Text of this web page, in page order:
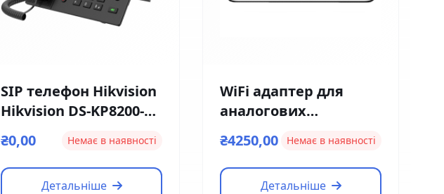
SIP телефон Hikvision
Hikvision DS-KP8200-
₴0,00 Немає в наявності
Детальніше
WiFi адаптер для
аналогових
панелей Neolight
NeoBox Pro
₴4250,00 Немає в наявності
Детальніше